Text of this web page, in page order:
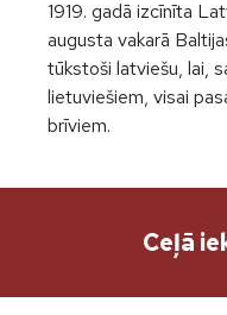
1919. gadā izcīnīta
augusta vakarā
tūkstoši latviešu, lai,
lietuviešiem, visai
brīviem.
Ceļā